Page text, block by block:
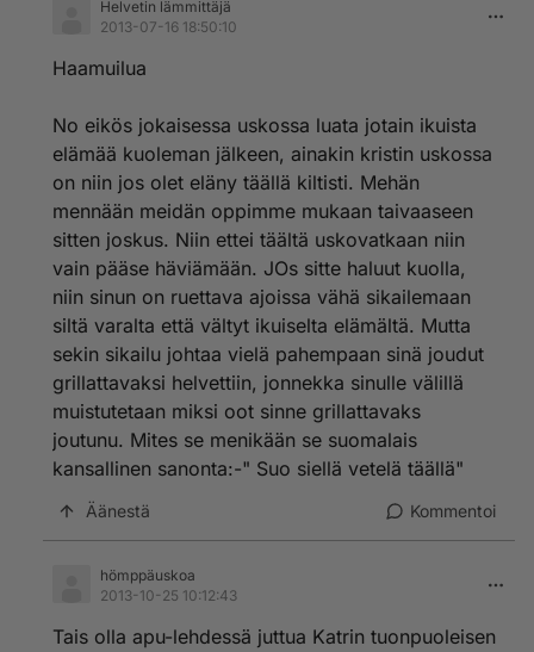
Helvetin lämmittäjä
2013-07-16 18:50:10
Haamuilua
No eikös jokaisessa uskossa luata jotain ikuista
elämää kuoleman jälkeen, ainakin kristin uskossa
on niin jos olet eläny täällä kiltisti. Mehän
mennään meidän oppimme mukaan taivaaseen
sitten joskus. Niin ettei täältä uskovatkaan niin
vain pääse häviämään. JOs sitte haluut kuolla,
niin sinun on ruettava ajoissa vähä sikailemaan
siltä varalta että vältyt ikuiselta elämältä. Mutta
sekin sikailu johtaa vielä pahempaan sinä joudut
grillattavaksi helvettiin, jonnekka sinulle välillä
muistutetaan miksi oot sinne grillattavaks
joutunu. Mites se menikään se suomalais
kansallinen sanonta:-" Suo siellä vetelä täällä"
Äänestä Kommentoi
hömppäuskoa
2013-10-25 10:12:43
Tais olla apu-lehdessä juttua Katrin tuonpuoleisen